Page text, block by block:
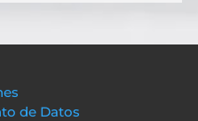
de Datos